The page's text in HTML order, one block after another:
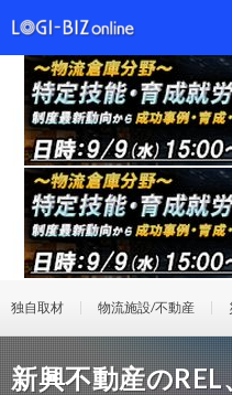
独自取材 物流施設/不動産
新興不動産の